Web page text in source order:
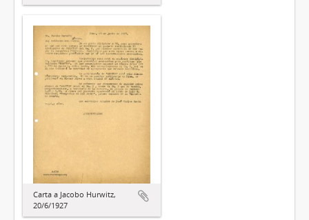
Carta a Jacobo Hurwitz,
20/6/1927